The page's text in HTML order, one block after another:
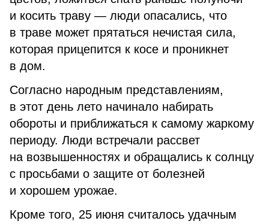
и косить траву — люди опасались, что
в траве может прятаться нечистая сила,
которая прицепится к косе и проникнет
в дом.
Согласно народным представлениям,
в этот день лето начинало набирать
обороты и приближаться к самому жаркому
периоду. Люди встречали рассвет
на возвышенностях и обращались к солнцу
с просьбами о защите от болезней
и хорошем урожае.
Кроме того, 25 июня считалось удачным